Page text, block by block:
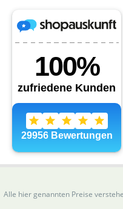
Alle hier genannten Preise